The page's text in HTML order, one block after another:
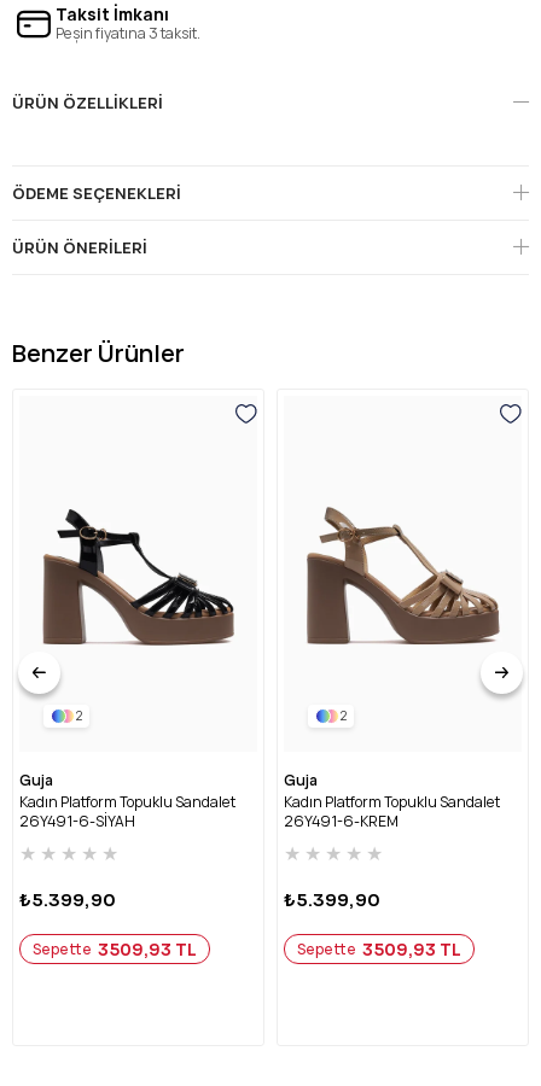
Taksit İmkanı
Peşin fiyatına 3 taksit.
ÜRÜN ÖZELLIKLERI
ÖDEME SEÇENEKLERI
ÜRÜN ÖNERILERI
Benzer Ürünler
2
Guja
Kadın Platform Topuklu Sandalet
26Y491-6-SİYAH
★ ★ ★ ★ ★
₺5.399,90
Sepette 3509,93 TL
2
Guja
Kadın Platform Topuklu Sandalet
26Y491-6-KREM
★ ★ ★ ★ ★
₺5.399,90
Sepette 3509,93 TL